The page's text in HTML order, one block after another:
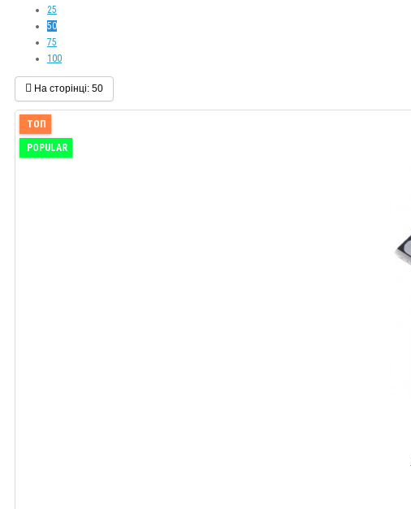
25
50
75
100
На сторінці: 50
ТОП
POPULAR